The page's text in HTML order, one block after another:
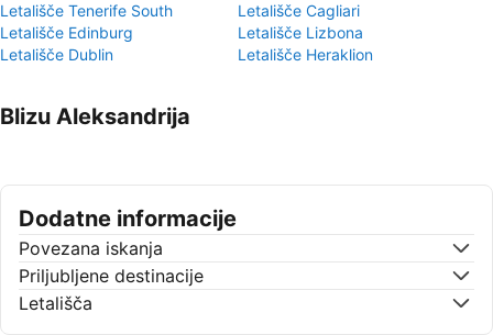
Letališče Tenerife South
Letališče Cagliari
Letališče Edinburg
Letališče Lizbona
Letališče Dublin
Letališče Heraklion
Blizu Aleksandrija
Dodatne informacije
Povezana iskanja
Priljubljene destinacije
Letališča